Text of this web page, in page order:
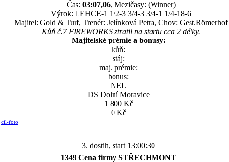
Čas: 03:07,06, Mezičasy: (Winner)
Výrok: LEHCE-1 1/2-3 3/4-3 3/4-1 1/4-18-6
Majitel: Gold & Turf, Trenér: Jelínková Petra, Chov: Gest.Römerhof
Kůň č.7 FIREWORKS ztratil na startu cca 2 délky.
Majitelské prémie a bonusy:
kůň:
stáj:
maj. prémie:
bonus:
NEL
DS Dolní Moravice
1 800 Kč
0 Kč
cíl-foto
3. dostih, start 13:00:30
1349 Cena firmy STŘECHMONT